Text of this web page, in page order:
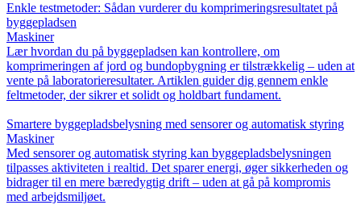
Enkle testmetoder: Sådan vurderer du komprimeringsresultatet på
byggepladsen
Maskiner
Lær hvordan du på byggepladsen kan kontrollere, om
komprimeringen af jord og bundopbygning er tilstrækkelig – uden at
vente på laboratorieresultater. Artiklen guider dig gennem enkle
feltmetoder, der sikrer et solidt og holdbart fundament.
Smartere byggepladsbelysning med sensorer og automatisk styring
Maskiner
Med sensorer og automatisk styring kan byggepladsbelysningen
tilpasses aktiviteten i realtid. Det sparer energi, øger sikkerheden og
bidrager til en mere bæredygtig drift – uden at gå på kompromis
med arbejdsmiljøet.